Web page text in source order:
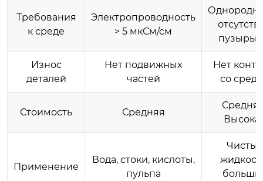
Требования
к среде
Электропроводность
> 5 мкСм/см
Износ
деталей
Нет подвижных
частей
Нет
со
Стоимость Средняя
Применение
Вода, стоки, кислоты,
пульпа
Чистые